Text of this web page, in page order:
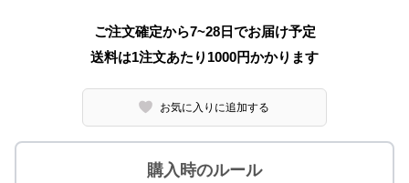
ご注文確定から7~28日でお届け予定
送料は1注文あたり 1000円かかります
お気に入りに追加する
購入時のルール